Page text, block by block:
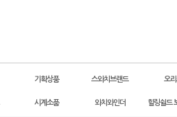
기획상품 스와치브랜드 오
시계소품 와치와인더 힐링쉴드